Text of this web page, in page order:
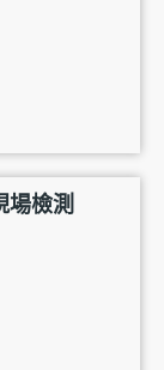
場檢測